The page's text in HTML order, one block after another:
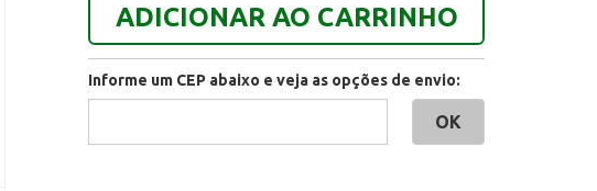
ADICIONAR AO CARRINHO
Informe um CEP abaixo e veja as opções de envio: